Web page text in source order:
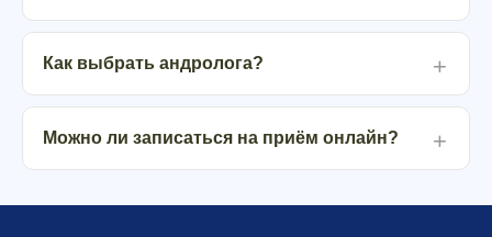
Как выбрать андролога?
Можно ли записаться на приём онлайн?